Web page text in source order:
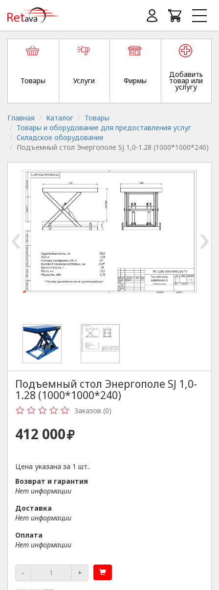
Товары Услуги Фирмы
Добавить
товар или
услугу
Главная Каталог
Товары
Товары и оборудование для предоставления услуг
Складское оборудование
Подъемный стол Энергополе SJ 1,0-1.28 (1000*1000*240)
‹ ›
Подъемный стол Энергополе SJ 1,0-
1.28 (1000*1000*240)
Заказов (0)
412 000
Цена указана за 1 шт..
Возврат и гарантия
Нет информации
Доставка
Нет информации
Оплата
Нет информации
- +